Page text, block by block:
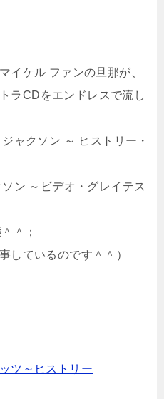
イケル ファンの旦那が、
ラCDをエンドレスで流し
ャクソン ～ ヒストリー・
ン ～ビデオ・グレイテス
＾；
しているのです＾＾）
ツ～ヒストリー